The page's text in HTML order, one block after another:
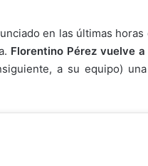
en las últimas
Florentino Pérez vuelve a
a su equipo) una